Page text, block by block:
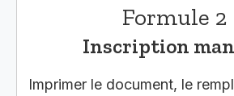
Formule 2
Inscription
Imprimer le document, le